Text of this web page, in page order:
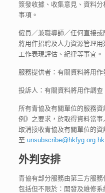
簽發收據、收集意見、資料
事項。
僱員／兼職導師／任何直接
將用作招聘及人力資源管理
工作表現評估、紀律等事宜。
服務提供者：有關資料將用作
投訴人：有關資料將用作調
所有青協及有關單位的服務
例》之要求，於取得資料當
取消接收青協及有關單位的資
至unsubscribe@hkfyg.org.hk
外判安排
青協有部分服務由第三方服
包括但不限於：開發及維修系